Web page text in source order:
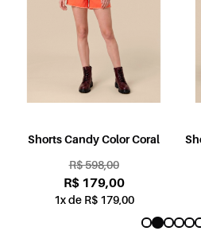
Shorts Candy Color Coral
R$ 598,00
R$ 179,00
1x de R$ 179,00